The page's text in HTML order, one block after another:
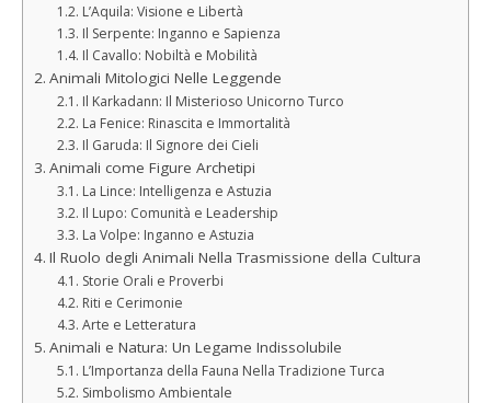
L’Aquila: Visione e Libertà
Il Serpente: Inganno e Sapienza
Il Cavallo: Nobiltà e Mobilità
Animali Mitologici Nelle Leggende
Il Karkadann: Il Misterioso Unicorno Turco
La Fenice: Rinascita e Immortalità
Il Garuda: Il Signore dei Cieli
Animali come Figure Archetipi
La Lince: Intelligenza e Astuzia
Il Lupo: Comunità e Leadership
La Volpe: Inganno e Astuzia
Il Ruolo degli Animali Nella Trasmissione della Cultura
Storie Orali e Proverbi
Riti e Cerimonie
Arte e Letteratura
Animali e Natura: Un Legame Indissolubile
L’Importanza della Fauna Nella Tradizione Turca
Simbolismo Ambientale